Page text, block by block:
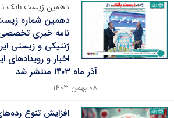
دهمین زیست بانک
دهمین شماره
نامه خبری تخصصی
ژنتیکی و زیستی
اخبار و رویدادهای
آذر ماه ۱۴۰۳ منتشر شد
۰۸ بهمن ۱۴۰۳
افزایش تنوع